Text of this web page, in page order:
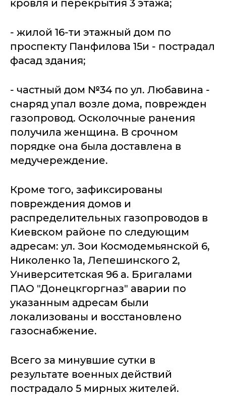
кровля и перекрытия 3 этажа;
- жилой 16-ти этажный дом по
проспекту Панфилова 15и - пострадал
фасад здания;
- частный дом №34 по ул. Любавина -
снаряд упал возле дома, поврежден
газопровод. Осколочные ранения
получила женщина. В срочном
порядке она была доставлена в
медучереждение.
Кроме того, зафиксированы
повреждения домов и
распределительных газопроводов в
Киевском районе по следующим
адресам: ул. Зои Космодемьянской 6,
Николенко 1а, Лепешинского 2,
Университетская 96 а. Бригалами
ПАО "Донецкгоргназ" аварии по
указанным адресам были
локализованы и восстановлено
газоснабжение.
Всего за минувшие сутки в
результате военных действий
пострадало 5 мирных жителей.